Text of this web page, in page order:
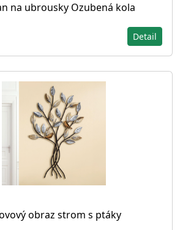
na ubrousky Ozubená kola
Detail
obraz strom s ptáky